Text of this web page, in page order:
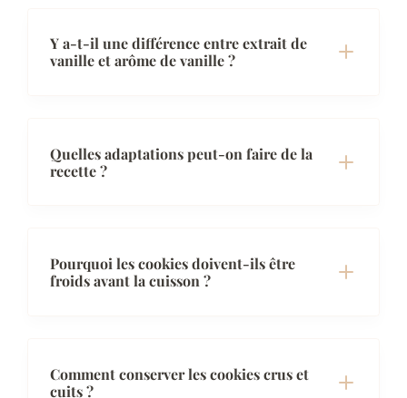
Y a-t-il une différence entre extrait de
vanille et arôme de vanille ?
Quelles adaptations peut-on faire de la
recette ?
Pourquoi les cookies doivent-ils être
froids avant la cuisson ?
Comment conserver les cookies crus et
cuits ?